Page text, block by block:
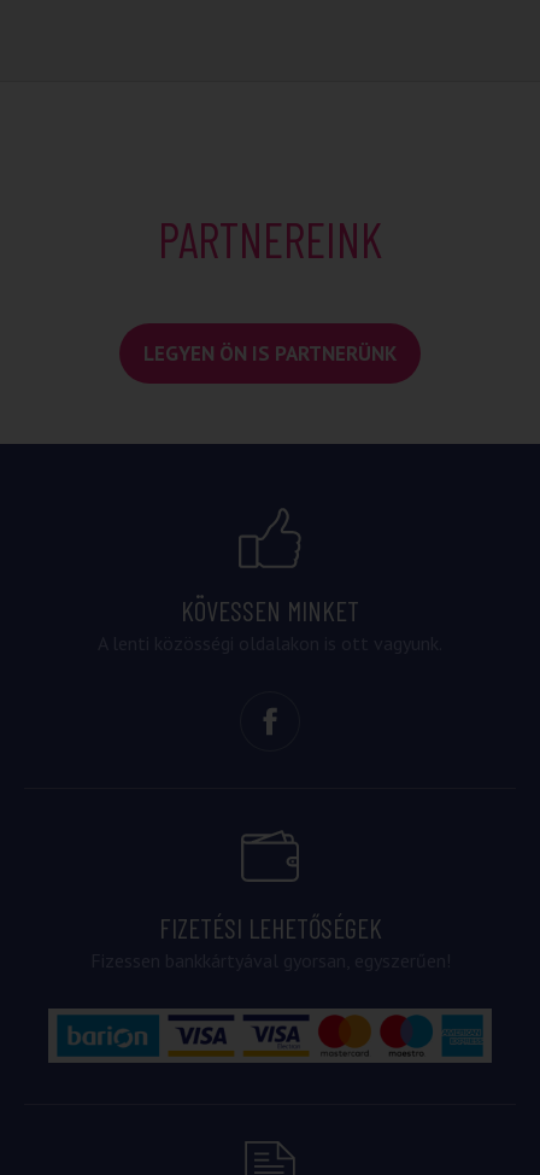
PARTNEREINK
LEGYEN ÖN IS PARTNERÜNK
KÖVESSEN MINKET
FIZETÉSI LEHETŐSÉGEK